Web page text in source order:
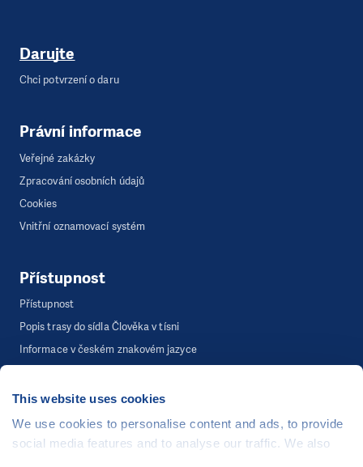
This website uses cookies
We use cookies to personalise content and ads, to provide
social media features and to analyse our traffic. We also
Darujte
Chci potvrzení o daru
Právní informace
Veřejné zakázky
Zpracování osobních údajů
Cookies
Vnitřní oznamovací systém
Přístupnost
Přístupnost
Popis trasy do sídla Člověka v tísni
Informace v českém znakovém jazyce
Webová stránka běží na bezplatně poskytnutém server hostingu od
CZECHIA.COM. Děkujeme.